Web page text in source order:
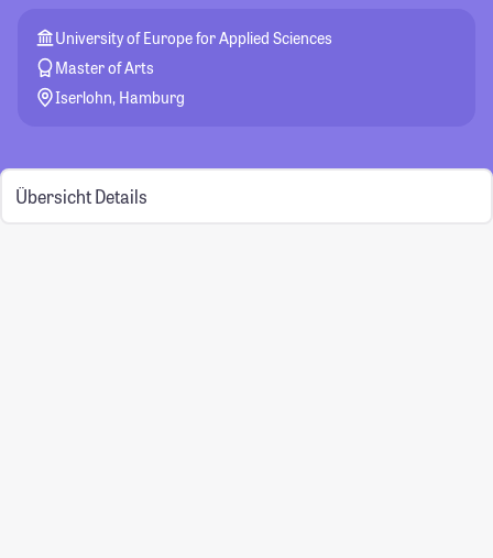
University of Europe for Applied Sciences
Master of Arts
Iserlohn, Hamburg
Übersicht Details